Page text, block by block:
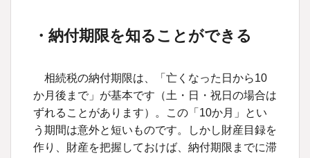
・納付期限を知ることができる
相続税の納付期限は、「亡くなった日から10
か月後まで」が基本です（土・日・祝日の場合は
ずれることがあります）。この「 10か月」とい
う期間は意外と短いものです。しかし財産目録を
作り、財産を把握しておけば、納付期限までに滞